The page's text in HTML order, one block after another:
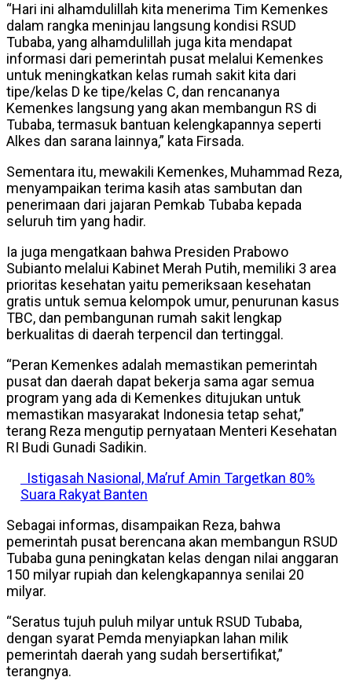
“Hari ini alhamdulillah kita menerima Tim Kemenkes
dalam rangka meninjau langsung kondisi RSUD
Tubaba, yang alhamdulillah juga kita mendapat
informasi dari pemerintah pusat melalui Kemenkes
untuk meningkatkan kelas rumah sakit kita dari
tipe/kelas D ke tipe/kelas C, dan rencananya
Kemenkes langsung yang akan membangun RS di
Tubaba, termasuk bantuan kelengkapannya seperti
Alkes dan sarana lainnya,” kata Firsada.
Sementara itu, mewakili Kemenkes, Muhammad Reza,
menyampaikan terima kasih atas sambutan dan
penerimaan dari jajaran Pemkab Tubaba kepada
seluruh tim yang hadir.
Ia juga mengatkaan bahwa Presiden Prabowo
Subianto melalui Kabinet Merah Putih, memiliki 3 area
prioritas kesehatan yaitu pemeriksaan kesehatan
gratis untuk semua kelompok umur, penurunan kasus
TBC, dan pembangunan rumah sakit lengkap
berkualitas di daerah terpencil dan tertinggal.
“Peran Kemenkes adalah memastikan pemerintah
pusat dan daerah dapat bekerja sama agar semua
program yang ada di Kemenkes ditujukan untuk
memastikan masyarakat Indonesia tetap sehat,”
terang Reza mengutip pernyataan Menteri Kesehatan
RI Budi Gunadi Sadikin.
Istigasah Nasional, Ma’ruf Amin Targetkan 80%
Suara Rakyat Banten
Sebagai informas, disampaikan Reza, bahwa
pemerintah pusat berencana akan membangun RSUD
Tubaba guna peningkatan kelas dengan nilai anggaran
150 milyar rupiah dan kelengkapannya senilai 20
milyar.
“Seratus tujuh puluh milyar untuk RSUD Tubaba,
dengan syarat Pemda menyiapkan lahan milik
pemerintah daerah yang sudah bersertifikat,”
terangnya.